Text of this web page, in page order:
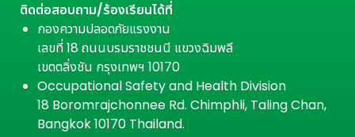
ติดต่อสอบถาม/ร้องเรียนได้ที่
กองความปลอดภัยแรงงาน
เลขที่ 18 ถนนบรมราชชนนี แขวงฉิมพลี
เขตตลิ่งชัน กรุงเทพฯ 10170
Occupational Safety and Health Division
18 Boromrajchonnee Rd. Chimphli, Taling Chan,
Bangkok 10170 Thailand.